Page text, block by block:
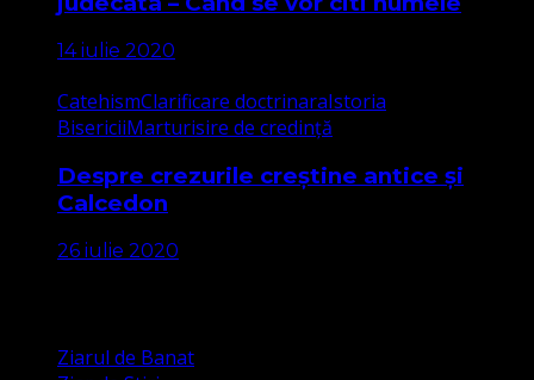
14 iulie 2020
CatehismClarificare doctrinaraIstoria
BisericiiMarturisire de credință
Despre crezurile creștine antice și
Calcedon
26 iulie 2020
Ziarul de Banat